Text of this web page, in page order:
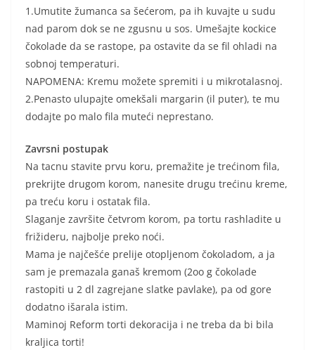
1.Umutite žumanca sa šećerom, pa ih kuvajte u sudu
nad parom dok se ne zgusnu u sos. Umešajte kockice
čokolade da se rastope, pa ostavite da se fil ohladi na
sobnoj temperaturi.
NAPOMENA: Kremu možete spremiti i u mikrotalasnoj.
2.Penasto ulupajte omekšali margarin (il puter), te mu
dodajte po malo fila muteći neprestano.
Zavrsni postupak
Na tacnu stavite prvu koru, premažite je trećinom fila,
prekrijte drugom korom, nanesite drugu trećinu kreme,
pa treću koru i ostatak fila.
Slaganje završite četvrom korom, pa tortu rashladite u
frižideru, najbolje preko noći.
Mama je najčešće prelije otopljenom čokoladom, a ja
sam je premazala ganaš kremom (2oo g čokolade
rastopiti u 2 dl zagrejane slatke pavlake), pa od gore
dodatno išarala istim.
Maminoj Reform torti dekoracija i ne treba da bi bila
kraljica torti!